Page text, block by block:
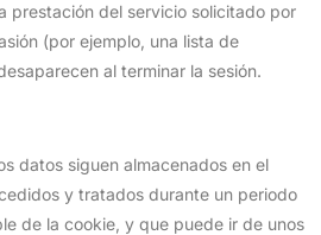
prestación del servicio solicitado por
(por ejemplo, una lista de
al terminar la sesión.
datos siguen almacenados en el
y tratados durante un periodo
de la cookie, y que puede ir de unos